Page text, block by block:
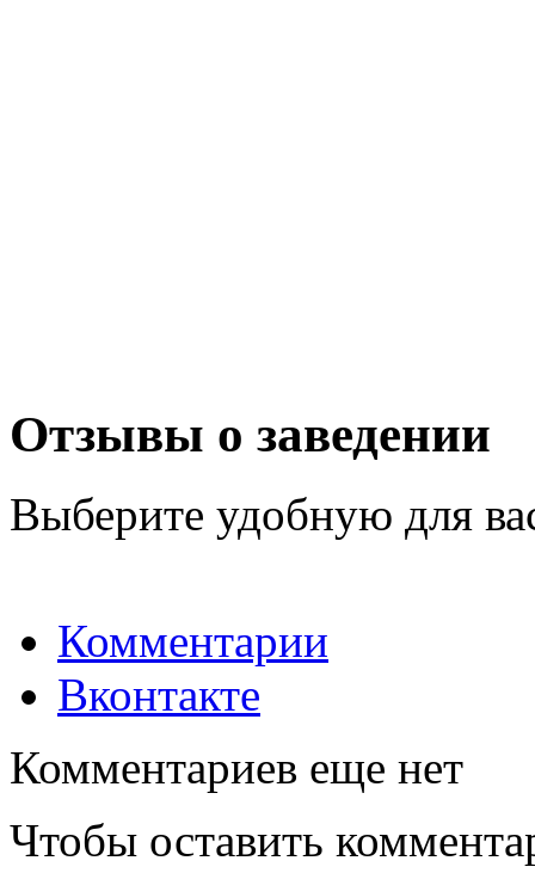
Отзывы о заведении
Выберите удобную для
Комментарии
Вконтакте
Комментариев еще нет
Чтобы оставить